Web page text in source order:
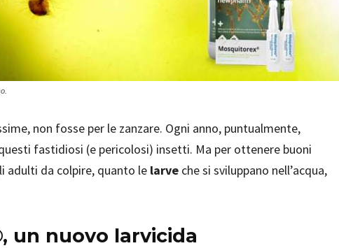
non fosse per le zanzare. Ogni anno, puntualmente,
fastidiosi (e pericolosi) insetti. Ma per ottenere buoni
adulti da colpire, quanto le larve che si sviluppano nell’acqua,
un nuovo larvicida